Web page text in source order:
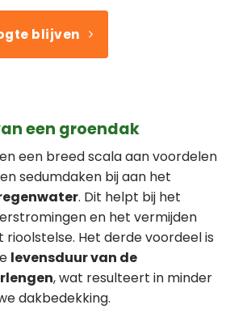
blijven
een groendak
een breed scala aan voordelen
sedumdaken bij aan het
. Dit helpt bij het
en het vermijden
Het derde voordeel is
levensduur van de
, wat resulteert in minder
dakbedekking.